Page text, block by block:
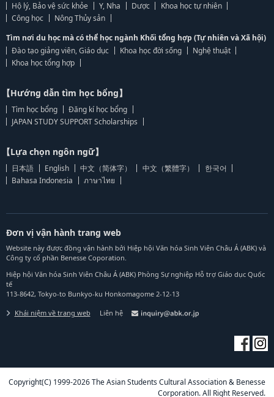
Hộ lý, Bảo vệ sức khỏe
Y, Nha Dược
Khoa học tự nhiên
Công học
Nông Thủy sản
Tìm nơi du học mà có thể học ngành Khối tổng hợp (Tự nhiên và Xã hội)
Đào tạo giảng viên, Giáo dục
Khoa học đời sống
Nghệ thuật
Khoa học tổng hợp
【Hướng dẫn tìm học bổng】
Tìm học bổng
Đăng kí học bổng
JAPAN STUDY SUPPORT Scholarships
【Lựa chọn ngôn ngữ】
日本語 English 中文（简体字） 中文（繁體字）
한국어
Bahasa Indonesia
ภาษาไทย
Đơn vị vận hành trang web
Website này được đồng vận hành bởi Hiệp hội Văn hóa Sinh Viên Châu Á (ABK) và
Công ty cổ phần Benesse Coporation.
Hiệp hội Văn hóa Sinh Viên Châu Á (ABK) Phòng Sự nghiệp Hỗ trợ Giáo dục Quốc
tế
113-8642, Tokyo-to Bunkyo-ku Honkomagome 2-12-13
Khái niệm về trang web Liên hệ
Copyright(C) 1999-2026 The Asian Students Cultural Association & Benesse
Corporation. All Right Reserved.